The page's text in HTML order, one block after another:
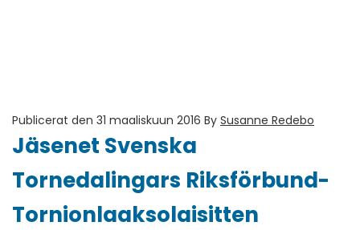
Publicerat den 31 maaliskuun 2016 By Susanne Redebo
Jäsenet Svenska
Tornedalingars Riksförbund-
Tornionlaaksolaisitten